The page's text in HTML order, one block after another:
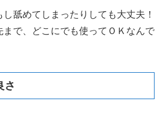
舐めてしまったりしても大丈夫！
で、どこにでも使ってＯＫなんで
さ